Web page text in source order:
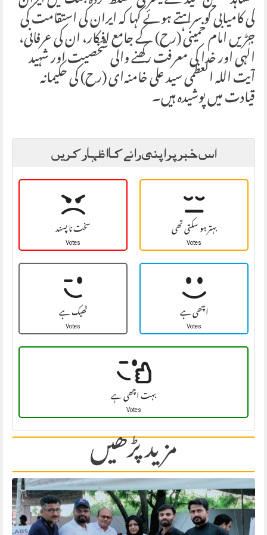
کی کامیابی کو سراہتے ہوئے کہا کہ ایران کی استقامت کی
جڑیں امام خمینی (رح) کے جامع افکار، ان کی عرفانی،
الٰہی اور خدا کی معرفت رکھنے والی شخصیت اور شہید
آیت اللہ العظمی سید علی خامنہ‌ای (رح) کی حکیمانہ
قیادت میں پوشیدہ ہیں۔
اس خبر پر اپنی رائے کا اظہار کریں
سخت نا پسند
Votes بہتر ہو سکتی تھی
Votes
ٹھیک ہے
Votes اچھی ہے
Votes
بہت اچھی ہے
Votes
مزید پڑھیں